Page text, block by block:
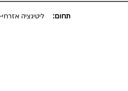
ליטיגציה תחום: